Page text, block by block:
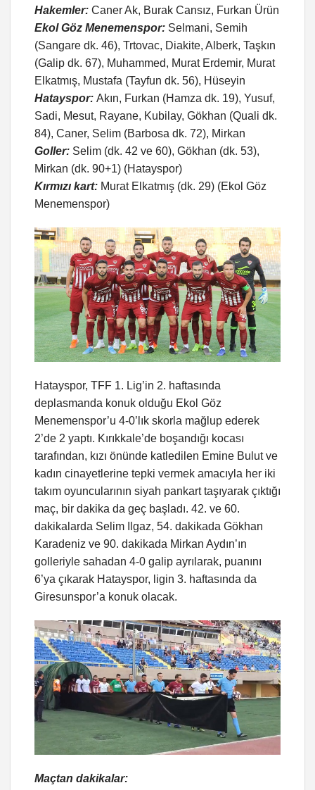
Hakemler: Caner Ak, Burak Cansız, Furkan Ürün
Ekol Göz Menemenspor: Selmani, Semih
(Sangare dk. 46), Trtovac, Diakite, Alberk, Taşkın
(Galip dk. 67), Muhammed, Murat Erdemir, Murat
Elkatmış, Mustafa (Tayfun dk. 56), Hüseyin
Hatayspor: Akın, Furkan (Hamza dk. 19), Yusuf,
Sadi, Mesut, Rayane, Kubilay, Gökhan (Quali dk.
84), Caner, Selim (Barbosa dk. 72), Mirkan
Goller: Selim (dk. 42 ve 60), Gökhan (dk. 53),
Mirkan (dk. 90+1) (Hatayspor)
Kırmızı kart: Murat Elkatmış (dk. 29) (Ekol Göz
Menemenspor)
Hatayspor, TFF 1. Lig’in 2. haftasında
deplasmanda konuk olduğu Ekol Göz
Menemenspor’u 4-0’lık skorla mağlup ederek
2’de 2 yaptı. Kırıkkale’de boşandığı kocası
tarafından, kızı önünde katledilen Emine Bulut ve
kadın cinayetlerine tepki vermek amacıyla her iki
takım oyuncularının siyah pankart taşıyarak çıktığı
maç, bir dakika da geç başladı. 42. ve 60.
dakikalarda Selim Ilgaz, 54. dakikada Gökhan
Karadeniz ve 90. dakikada Mirkan Aydın’ın
golleriyle sahadan 4-0 galip ayrılarak, puanını
6’ya çıkarak Hatayspor, ligin 3. haftasında da
Giresunspor’a konuk olacak.
Maçtan dakikalar: